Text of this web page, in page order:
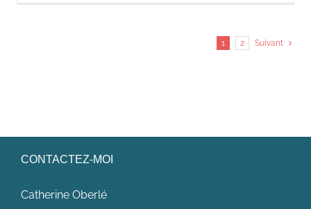
1 2 Suivant
CONTACTEZ-MOI
Catherine Oberlé